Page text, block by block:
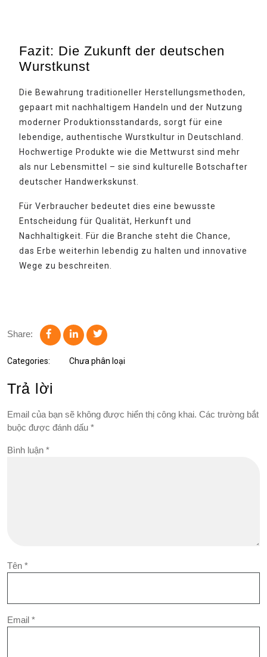
Fazit: Die Zukunft der deutschen
Wurstkunst
Die Bewahrung traditioneller Herstellungsmethoden,
gepaart mit nachhaltigem Handeln und der Nutzung
moderner Produktionsstandards, sorgt für eine
lebendige, authentische Wurstkultur in Deutschland.
Hochwertige Produkte wie die Mettwurst sind mehr
als nur Lebensmittel – sie sind kulturelle Botschafter
deutscher Handwerkskunst.
Für Verbraucher bedeutet dies eine bewusste
Entscheidung für Qualität, Herkunft und
Nachhaltigkeit. Für die Branche steht die Chance,
das Erbe weiterhin lebendig zu halten und innovative
Wege zu beschreiten.
Share:
Categories: Chưa phân loại
Trả lời
Email của bạn sẽ không được hiển thị công khai. Các trường bắt
buộc được đánh dấu *
Bình luận *
Tên *
Email *